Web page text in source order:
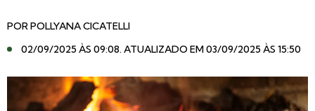
PORPOLLYANA CICATELLI
02/09/2025 ÀS 09:08. ATUALIZADO EM 03/09/2025 ÀS 15:50